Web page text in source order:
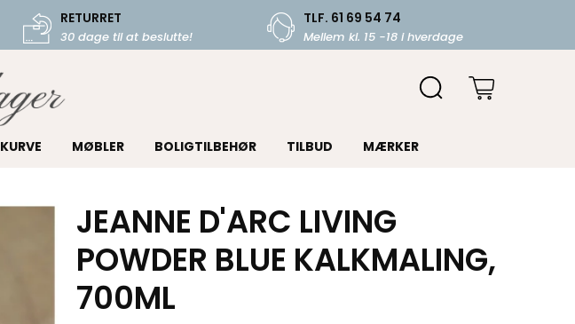
RETURRET
30 dage til at beslutte!
TLF. 61 69 54 74
Mellem kl. 15 -18 i hverdage
KURVE MØBLER BOLIGTILBEHØR TILBUD MÆRKER
JEANNE D'ARC LIVING
POWDER BLUE KALKMALING,
700ML